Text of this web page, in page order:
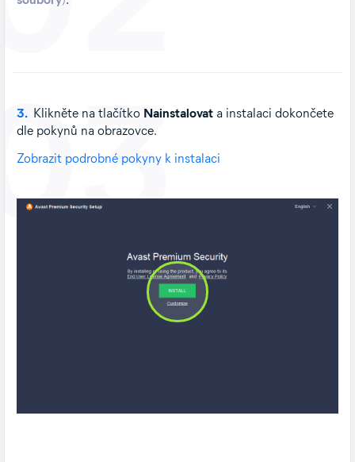
3. Klikněte na tlačítko Nainstalovata instalaci dokončete
dle pokynů na obrazovce.
Zobrazit podrobné pokyny k instalaci